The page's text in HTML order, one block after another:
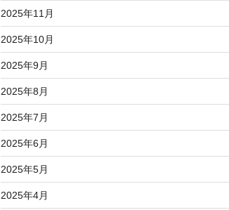
2025年11月
2025年10月
2025年9月
2025年8月
2025年7月
2025年6月
2025年5月
2025年4月